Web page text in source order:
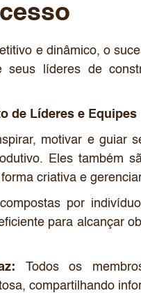
e dinâmico, o
seus líderes de
de Líderes e Equipes
motivar e guiar
Eles também
criativa e
por
para alcançar
Todos os
compartilhando